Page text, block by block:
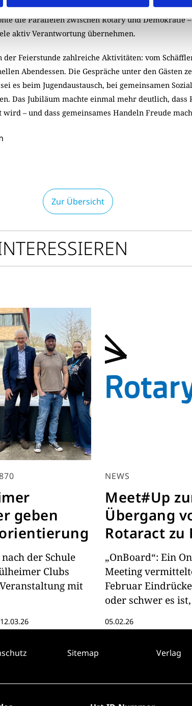
Gedanke im Zentrum: Engagement lebt vom
die Parallelen zwischen Rotary und Demokratie
aktiv Verantwortung übernehmen.
der Feierstunde zahlreiche Aktivitäten: vom
Abendessen. Die Gespräche unter den Gästen
es beim Jugendaustausch, bei gemeinsamen
Das Jubiläum machte einmal mehr deutlich, dass
– und dass gemeinsames Handeln Freude
Zur Übersicht
geben
nach der Schule
Clubs
mit
12.03.26
NEWS
Meet#Up
Übergang
Rotaract zu
„OnBoard“: Ein
Meeting
Februar
oder schwer es
und gab Ideen
05.02.26
Sitemap Verlag